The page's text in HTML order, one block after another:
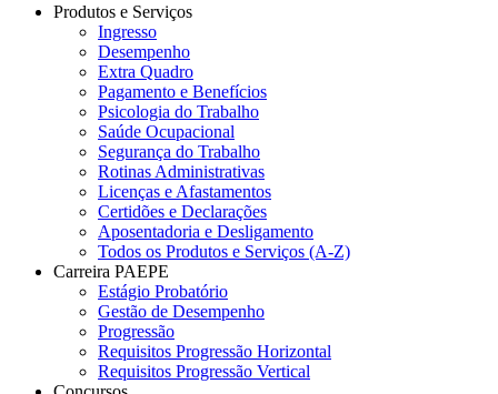
Produtos e Serviços
Ingresso
Desempenho
Extra Quadro
Pagamento e Benefícios
Psicologia do Trabalho
Saúde Ocupacional
Segurança do Trabalho
Rotinas Administrativas
Licenças e Afastamentos
Certidões e Declarações
Aposentadoria e Desligamento
Todos os Produtos e Serviços (A-Z)
Carreira PAEPE
Estágio Probatório
Gestão de Desempenho
Progressão
Requisitos Progressão Horizontal
Requisitos Progressão Vertical